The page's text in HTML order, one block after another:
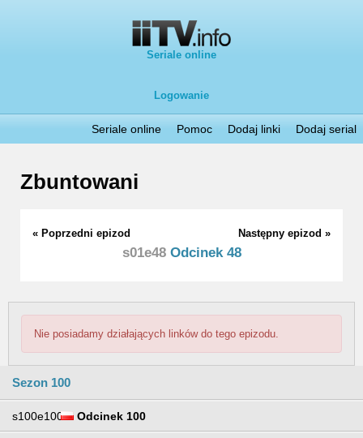
Seriale online
Logowanie
Seriale online Pomoc Dodaj linki Dodaj serial
Zbuntowani
« Poprzedni epizod Następny epizod »
s01e48Odcinek 48
Nie posiadamy działających linków do tego epizodu.
Sezon 100
s100e100 Odcinek 100